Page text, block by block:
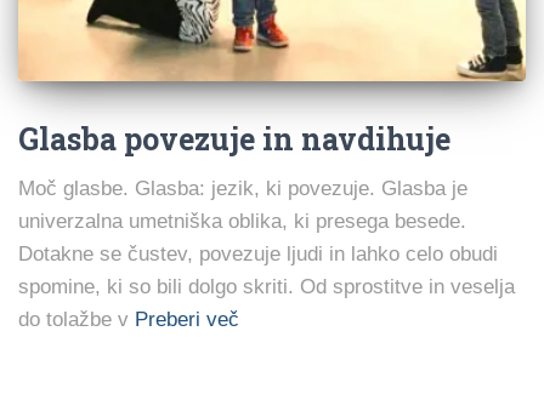
Glasba povezuje in navdihuje
Moč glasbe. Glasba: jezik, ki povezuje. Glasba je
univerzalna umetniška oblika, ki presega besede.
Dotakne se čustev, povezuje ljudi in lahko celo obudi
spomine, ki so bili dolgo skriti. Od sprostitve in veselja
do tolažbe v Preberi več